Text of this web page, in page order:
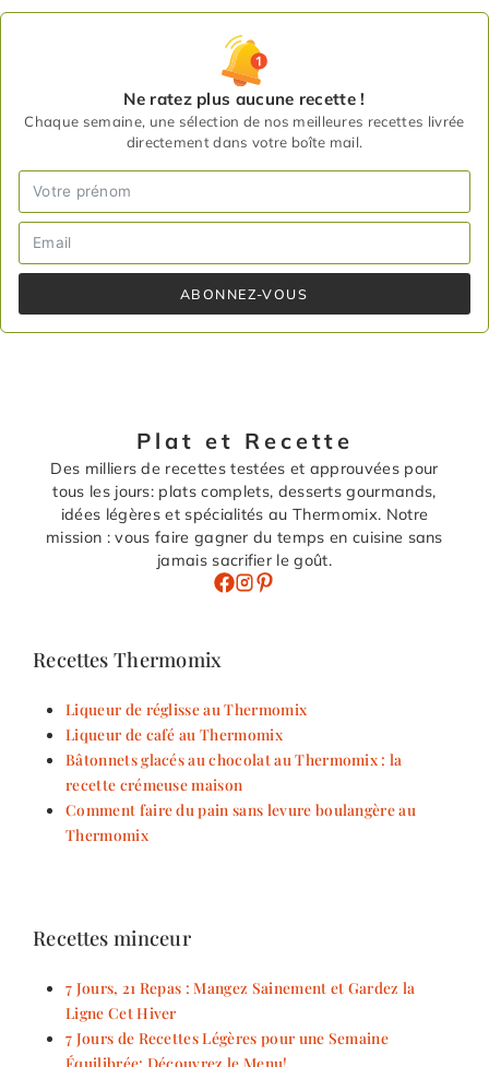
Ne ratez plus aucune recette !
Chaque semaine, une sélection de nos meilleures recettes livrée
directement dans votre boîte mail.
ABONNEZ-VOUS
Plat et Recette
Des milliers de recettes testées et approuvées pour
tous les jours: plats complets, desserts gourmands,
idées légères et spécialités au Thermomix. Notre
mission : vous faire gagner du temps en cuisine sans
jamais sacrifier le goût.
Recettes Thermomix
Liqueur de réglisse au Thermomix
Liqueur de café au Thermomix
Bâtonnets glacés au chocolat au Thermomix : la
recette crémeuse maison
Comment faire du pain sans levure boulangère au
Thermomix
Recettes minceur
7 Jours, 21 Repas : Mangez Sainement et Gardez la
Ligne Cet Hiver
7 Jours de Recettes Légères pour une Semaine
Équilibrée: Découvrez le Menu!